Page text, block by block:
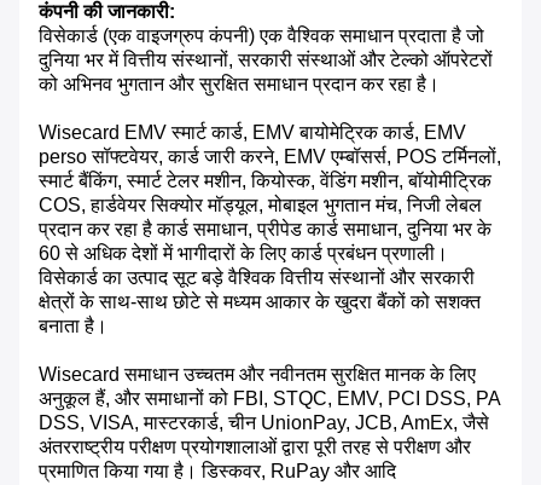
कंपनी की जानकारी:
विसेकार्ड (एक वाइजग्रुप कंपनी) एक वैश्विक समाधान प्रदाता है जो
दुनिया भर में वित्तीय संस्थानों, सरकारी संस्थाओं और टेल्को ऑपरेटरों
को अभिनव भुगतान और सुरक्षित समाधान प्रदान कर रहा है।
Wisecard EMV स्मार्ट कार्ड, EMV बायोमेट्रिक कार्ड, EMV
perso सॉफ्टवेयर, कार्ड जारी करने, EMV एम्बॉसर्स, POS टर्मिनलों,
स्मार्ट बैंकिंग, स्मार्ट टेलर मशीन, कियोस्क, वेंडिंग मशीन, बॉयोमीट्रिक
COS, हार्डवेयर सिक्योर मॉड्यूल, मोबाइल भुगतान मंच, निजी लेबल
प्रदान कर रहा है कार्ड समाधान, प्रीपेड कार्ड समाधान, दुनिया भर के
60 से अधिक देशों में भागीदारों के लिए कार्ड प्रबंधन प्रणाली।
विसेकार्ड का उत्पाद सूट बड़े वैश्विक वित्तीय संस्थानों और सरकारी
क्षेत्रों के साथ-साथ छोटे से मध्यम आकार के खुदरा बैंकों को सशक्त
बनाता है।
Wisecard समाधान उच्चतम और नवीनतम सुरक्षित मानक के लिए
अनुकूल हैं, और समाधानों को FBI, STQC, EMV, PCI DSS, PA
DSS, VISA, मास्टरकार्ड, चीन UnionPay, JCB, AmEx, जैसे
अंतरराष्ट्रीय परीक्षण प्रयोगशालाओं द्वारा पूरी तरह से परीक्षण और
प्रमाणित किया गया है। डिस्कवर, RuPay और आदि